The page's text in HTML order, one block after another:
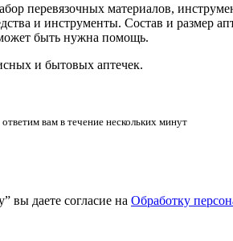
перевязочных материалов,
и инструменты. Состав и размер
быть нужна помощь.
и бытовых аптечек.
вам в течение нескольких минут
вы даете согласие на Обработку